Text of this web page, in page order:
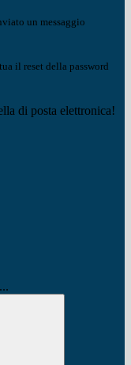
un messaggio
il reset della password
di posta elettronica!